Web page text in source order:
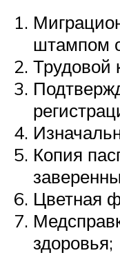
штампом
Трудовой
Копия
Цветная
здоровья;